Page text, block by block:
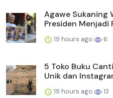
Agawe Sukaning
Presiden Menjadi
19 hours ago 6
5 Toko Buku
Unik dan
19 hours ago 13